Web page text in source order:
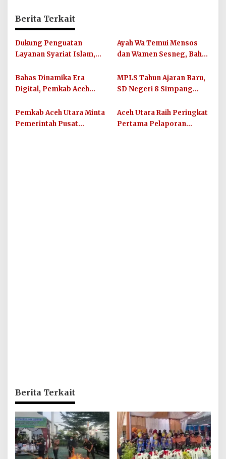
Berita Terkait
Dukung Penguatan
Layanan Syariat Islam,
Bagikan 852 Sepmor untuk
Imum Gampong
Ayah Wa Temui Mensos
dan Wamen Sesneg, Bahas
Dana Direktif Presiden
Bahas Dinamika Era
Digital, Pemkab Aceh
Ulama
MPLS Tahun Ajaran Baru,
SD Negeri 8 Simpang
Sekolah Berkualitas dan
Berkarakter
Pemkab Aceh Utara Minta
Pemerintah Pusat
Aceh Utara Raih Peringkat
Pertama Pelaporan
Berita Terkait